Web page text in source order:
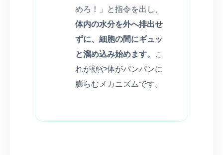
めろ！」と指令を出し、
体内の水分を外へ排出せ
ずに、細胞の間にギュッ
と溜め込み始めます。 こ
れが顔や体がパンパンに
膨らむメカニズムです。